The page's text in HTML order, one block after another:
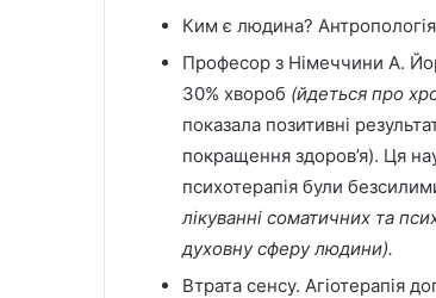
Ким є людина? Антропологія
Професор з Німеччини А.
30% хвороб (йдеться про
показала позитивні
покращення здоров’я). Ця
психотерапія були
лікуванні соматичних та
духовну сферу людини).
Втрата сенсу. Агіотерапія